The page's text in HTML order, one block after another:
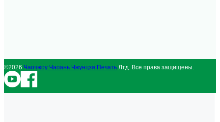
©2026 Чаочжоу Чаоань Чжунцзя Печать Лтд. Все права защищены.